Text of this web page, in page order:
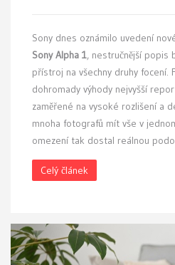
Sony dnes oznámilo uvedení
Sony Alpha 1, nestručnější popis
přístroj na všechny druhy focení.
dohromady výhody nejvyšší
zaměřené na vysoké rozlišení a
mnoha fotografů mít vše v
omezení tak dostal reálnou
Celý článek